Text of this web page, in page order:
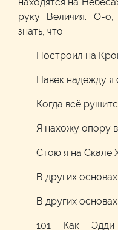
руку Величия. О-о,
знать, что:
Построил на
Навек надежду я
Когда всё
Я нахожу опору
Стою я на Скале
В других
В других
101 Как Эдди